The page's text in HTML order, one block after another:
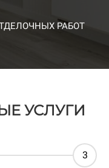
РАБОТ
УСЛУГИ
3